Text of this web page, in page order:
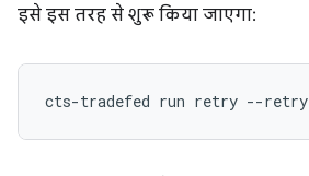
इसे इस तरह से शुरू किया जाएगा:
cts-tradefed run retry --retry